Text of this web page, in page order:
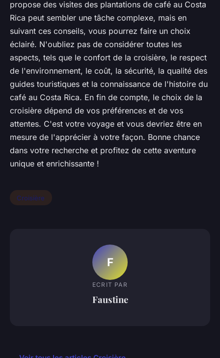
propose des visites des plantations de café au Costa
Rica peut sembler une tâche complexe, mais en
suivant ces conseils, vous pourrez faire un choix
éclairé. N'oubliez pas de considérer toutes les
aspects, tels que le confort de la croisière, le respect
de l'environnement, le coût, la sécurité, la qualité des
guides touristiques et la connaissance de l'histoire du
café au Costa Rica. En fin de compte, le choix de la
croisière dépend de vos préférences et de vos
attentes. C'est votre voyage et vous devriez être en
mesure de l'apprécier à votre façon. Bonne chance
dans votre recherche et profitez de cette aventure
unique et enrichissante !
Croisière
F
ECRIT PAR
Faustine